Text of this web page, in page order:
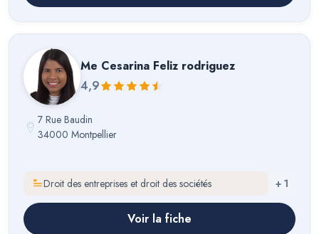
Me Cesarina Feliz rodriguez
4,9
7 Rue Baudin
34000 Montpellier
Droit des entreprises et droit des sociétés + 1
Voir la fiche